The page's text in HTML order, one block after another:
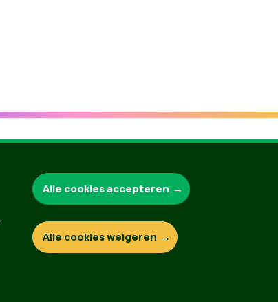
Groen.be
Alle cookies accepteren
Alle cookies weigeren